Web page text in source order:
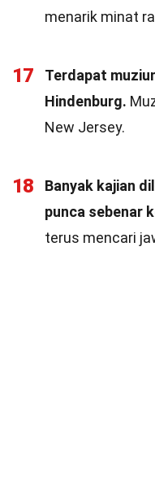
menarik minat
17
Terdapat
Hindenburg.
New Jersey.
18
Banyak kajian
punca sebenar
terus mencari